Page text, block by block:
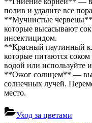
полив и удалите все
**Мучнистые
которые высасывают
инсектицидом.
**Красный паутинный
которые питаются
водой или используйте
**Ожог солнцем** —
солнечных лучей.
место.
Уход за цветами